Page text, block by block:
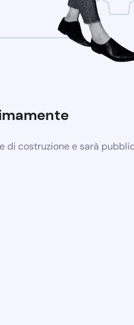
di costruzione e sarà